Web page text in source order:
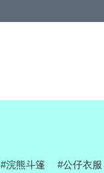
浣熊斗篷 公仔衣服